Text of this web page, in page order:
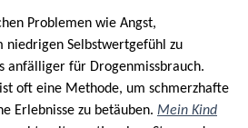
Problemen wie Angst,
niedrigen Selbstwertgefühl zu
anfälliger für Drogenmissbrauch.
ist oft eine Methode, um schmerzhafte
Erlebnisse zu betäuben. Mein Kind